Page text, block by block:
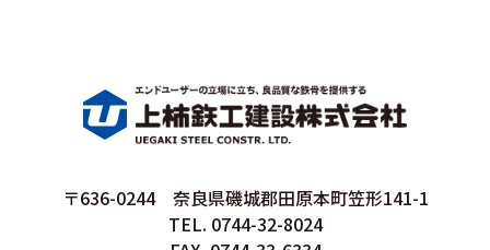
〒636-0244 奈良県磯城郡田原本町笠形141-1
TEL. 0744-32-8024